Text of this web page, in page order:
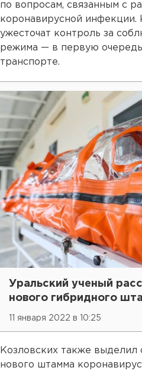
по вопросам, связанным с
коронавирусной инфекции.
ужесточат контроль за
режима — в первую
транспорте.
Уральский ученый
нового гибридного
11 января 2022 в 10:25
Козловских также
нового штамма